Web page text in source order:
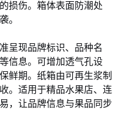
损伤。箱体表面防潮处
。
呈现品牌标识、品种名
信息。可增加透气孔设
鲜期。纸箱由可再生浆制
。适用于精品水果店、连
，让品牌信息与果品同步